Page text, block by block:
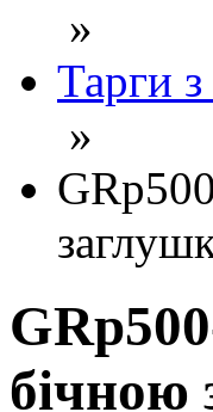
»
Тарги
»
бічною